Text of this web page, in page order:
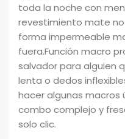
toda la noche con
revestimiento mate
forma impermeable
fuera.Función macro
salvador para alguien
lenta o dedos
hacer algunas macros
combo complejo y
solo clic.